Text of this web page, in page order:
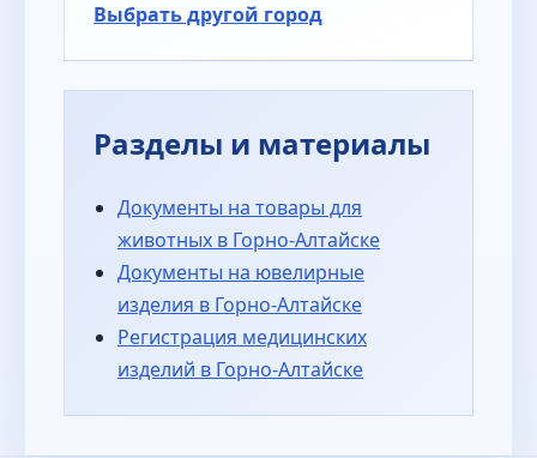
Выбрать другой город
Разделы и материалы
Документы на товары для
животных в Горно-Алтайске
Документы на ювелирные
изделия в Горно-Алтайске
Регистрация медицинских
изделий в Горно-Алтайске